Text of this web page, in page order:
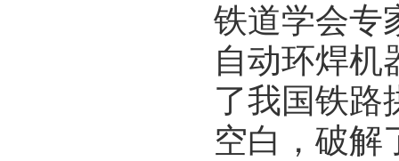
铁道学会专
自动环焊机
了我国铁路
空白，破解